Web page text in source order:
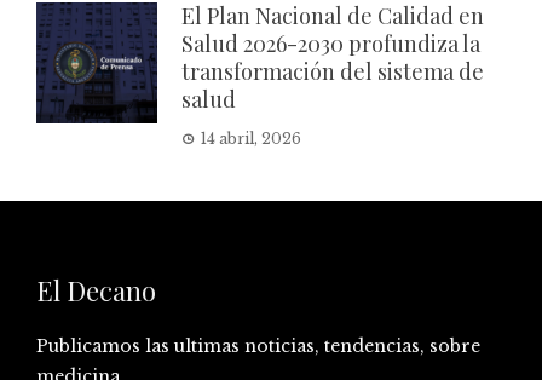
El Plan Nacional de Calidad en
Salud 2026-2030 profundiza la
transformación del sistema de
salud
14 abril, 2026
El Decano
Publicamos las ultimas noticias, tendencias, sobre